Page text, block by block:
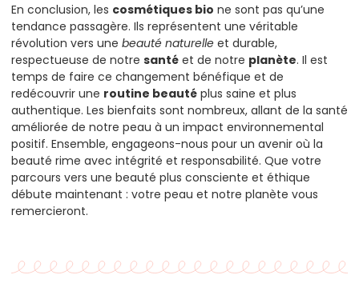
En conclusion, les cosmétiques bio ne sont pas qu’une
tendance passagère. Ils représentent une véritable
révolution vers une beauté naturelle et durable,
respectueuse de notre santé et de notre planète. Il est
temps de faire ce changement bénéfique et de
redécouvrir une routine beauté plus saine et plus
authentique. Les bienfaits sont nombreux, allant de la santé
améliorée de notre peau à un impact environnemental
positif. Ensemble, engageons-nous pour un avenir où la
beauté rime avec intégrité et responsabilité. Que votre
parcours vers une beauté plus consciente et éthique
débute maintenant : votre peau et notre planète vous
remercieront.